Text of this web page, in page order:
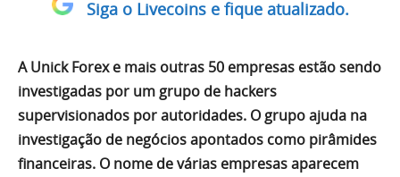
Siga o Livecoins e fique atualizado.
A Unick Forex e mais outras 50 empresas estão sendo
investigadas por um grupo de hackers
supervisionados por autoridades. O grupo ajuda na
investigação de negócios apontados como pirâmides
financeiras. O nome de várias empresas aparecem